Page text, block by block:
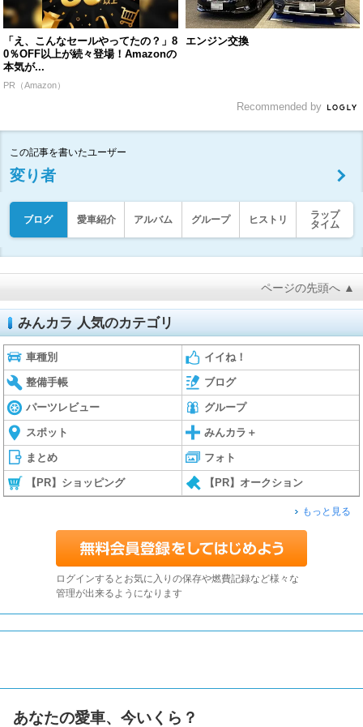
「え、こんなセールやってたの？」8
0％OFF以上が続々登場！Amazonの
本気が...
PR（Amazon）
エンジン交換
Recommended by
この記事を書いたユーザー
変り者
ブログ 愛車紹介 アルバム グループ ヒストリ
ラップ
タイム
ページの先頭へ ▲
みんカラ 人気のカテゴリ
車種別 イイね！
整備手帳 ブログ
パーツレビュー グループ
スポット みんカラ＋
まとめ フォト
【PR】ショッピング 【PR】オークション
もっと見る
ログインするとお気に入りの保存や燃費記録など様々な
管理が出来るようになります
あなたの愛車、今いくら？